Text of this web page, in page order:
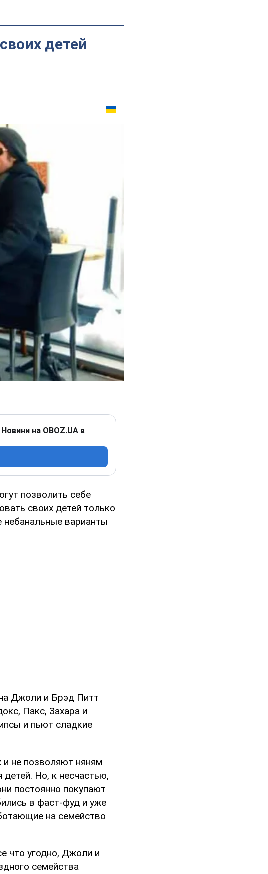
детей
на OBOZ.UA в
позволить себе
своих детей только
варианты
Джоли и Брэд Питт
Пакс, Захара и
и пьют сладкие
и не позволяют няням
Но, к несчастью,
постоянно покупают
в фаст-фуд и уже
на семейство
что угодно, Джоли и
семейства